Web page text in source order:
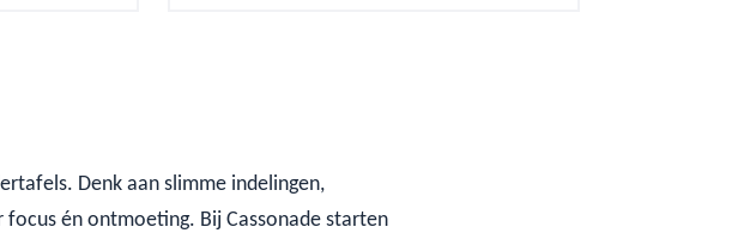
Denk aan slimme indelingen,
én ontmoeting. Bij Cassonade starten